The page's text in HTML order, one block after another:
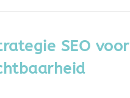
SEO voor